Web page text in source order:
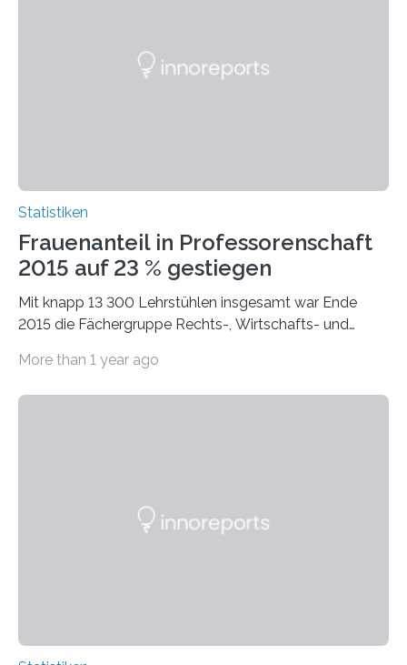
Statistiken
Frauenanteil in Professorenschaft
2015 auf 23 % gestiegen
Mit knapp 13 300 Lehrstühlen insgesamt war Ende
2015 die Fächergruppe Rechts-, Wirtschafts- und
bei…
More than 1 year ago